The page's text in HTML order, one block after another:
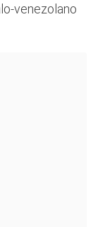
venezolano